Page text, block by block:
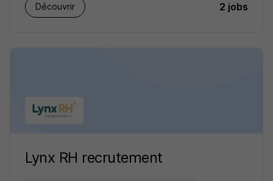
Découvrir 2 jobs
Lynx RH recrutement